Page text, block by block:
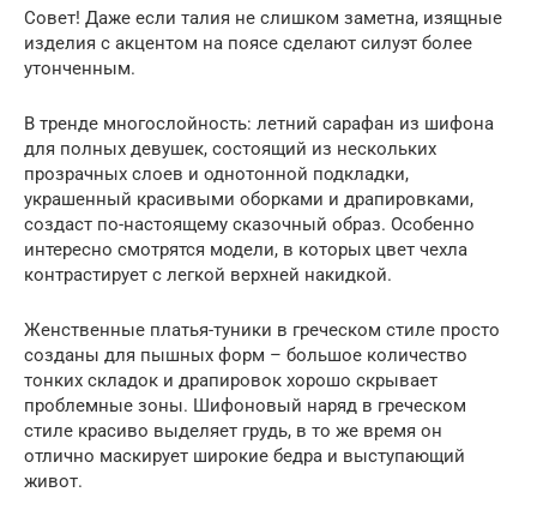
Совет! Даже если талия не слишком заметна, изящные
изделия с акцентом на поясе сделают силуэт более
утонченным.
В тренде многослойность: летний сарафан из шифона
для полных девушек, состоящий из нескольких
прозрачных слоев и однотонной подкладки,
украшенный красивыми оборками и драпировками,
создаст по-настоящему сказочный образ. Особенно
интересно смотрятся модели, в которых цвет чехла
контрастирует с легкой верхней накидкой.
Женственные платья-туники в греческом стиле просто
созданы для пышных форм – большое количество
тонких складок и драпировок хорошо скрывает
проблемные зоны. Шифоновый наряд в греческом
стиле красиво выделяет грудь, в то же время он
отлично маскирует широкие бедра и выступающий
живот.